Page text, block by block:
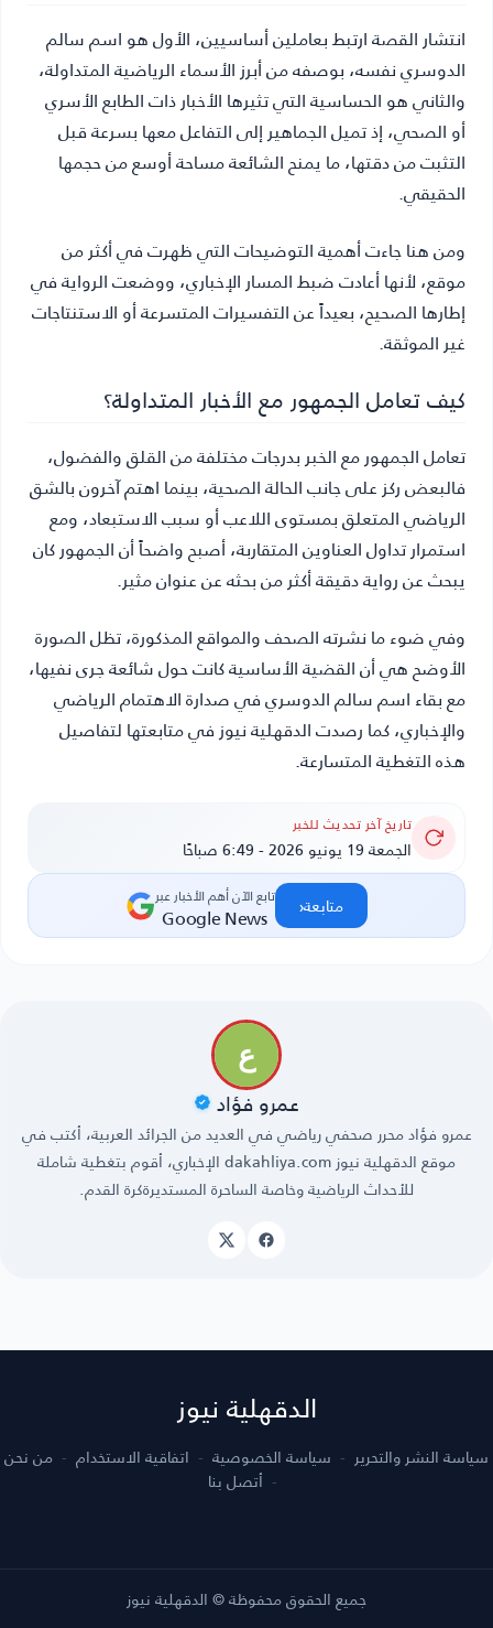
انتشار القصة ارتبط بعاملين أساسيين، الأول هو اسم سالم
الدوسري نفسه، بوصفه من أبرز الأسماء الرياضية المتداولة،
والثاني هو الحساسية التي تثيرها الأخبار ذات الطابع الأسري
أو الصحي، إذ تميل الجماهير إلى التفاعل معها بسرعة قبل
التثبت من دقتها، ما يمنح الشائعة مساحة أوسع من حجمها
الحقيقي.
ومن هنا جاءت أهمية التوضيحات التي ظهرت في أكثر من
موقع، لأنها أعادت ضبط المسار الإخباري، ووضعت الرواية في
إطارها الصحيح، بعيداً عن التفسيرات المتسرعة أو الاستنتاجات
غير الموثقة.
كيف تعامل الجمهور مع الأخبار المتداولة؟
تعامل الجمهور مع الخبر بدرجات مختلفة من القلق والفضول،
فالبعض ركز على جانب الحالة الصحية، بينما اهتم آخرون بالشق
الرياضي المتعلق بمستوى اللاعب أو سبب الاستبعاد، ومع
استمرار تداول العناوين المتقاربة، أصبح واضحاً أن الجمهور كان
يبحث عن رواية دقيقة أكثر من بحثه عن عنوان مثير.
وفي ضوء ما نشرته الصحف والمواقع المذكورة، تظل الصورة
الأوضح هي أن القضية الأساسية كانت حول شائعة جرى نفيها،
مع بقاء اسم سالم الدوسري في صدارة الاهتمام الرياضي
والإخباري، كما رصدت الدقهلية نيوز في متابعتها لتفاصيل
هذه التغطية المتسارعة.
تاريخ آخر تحديث للخبر
الجمعة 19 يونيو 2026 - 6:49 صباحًا
تابع الآن أهم الأخبار عبر
Google News متابعة‹
عمرو فؤاد
عمرو فؤاد ‏محرر صحفي رياضي في العديد من الجرائد العربية، أكتب في
موقع الدقهلية نيوز dakahliya.com الإخباري، أقوم بتغطية شاملة
للأحداث الرياضية وخاصة الساحرة المستديرةكرة القدم.
الدقهلية نيوز
سياسة النشر والتحرير سياسة الخصوصية اتفاقية الاستخدام
من نحن
أتصل بنا
جميع الحقوق محفوظة © الدقهلية نيوز